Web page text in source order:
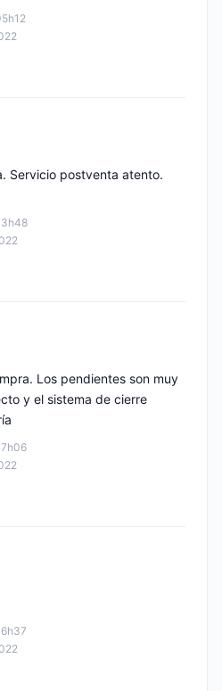
Servicio postventa atento.
Los pendientes son muy
y el sistema de cierre